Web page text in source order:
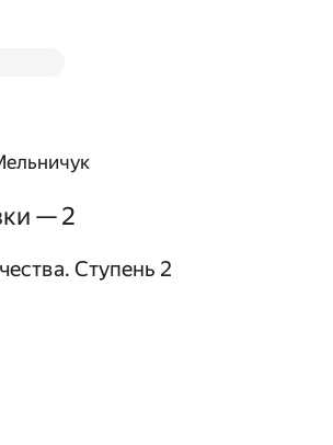
— 2
Ступень 2